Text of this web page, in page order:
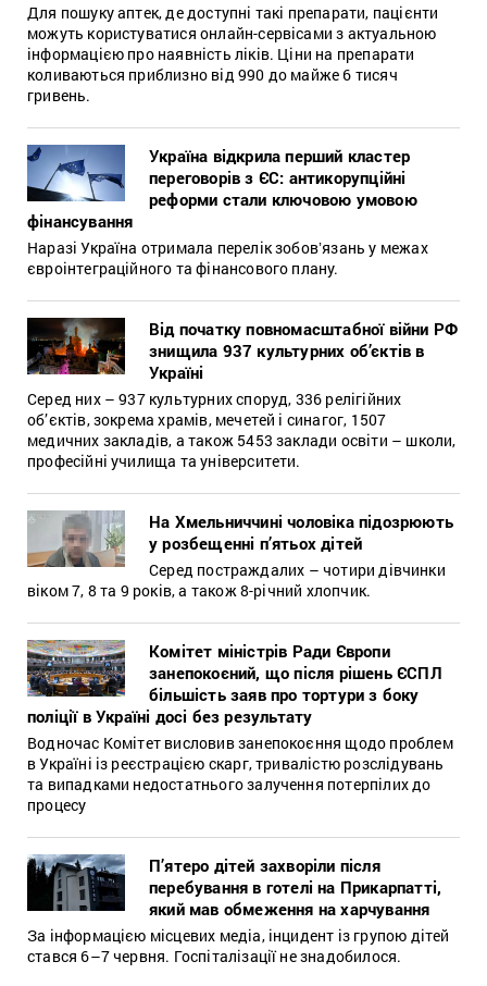
Для пошуку аптек, де доступні такі препарати, пацієнти
можуть користуватися онлайн-сервісами з актуальною
інформацією про наявність ліків. Ціни на препарати
коливаються приблизно від 990 до майже 6 тисяч
гривень.
Україна відкрила перший кластер
переговорів з ЄС: антикорупційні
реформи стали ключовою умовою
фінансування
Наразі Україна отримала перелік зобовʼязань у межах
євроінтеграційного та фінансового плану.
Від початку повномасштабної війни РФ
знищила 937 культурних об’єктів в
Україні
Серед них – 937 культурних споруд, 336 релігійних
об’єктів, зокрема храмів, мечетей і синагог, 1507
медичних закладів, а також 5453 заклади освіти – школи,
професійні училища та університети.
На Хмельниччині чоловіка підозрюють
у розбещенні п’ятьох дітей
Серед постраждалих – чотири дівчинки
віком 7, 8 та 9 років, а також 8-річний хлопчик.
Комітет міністрів Ради Європи
занепокоєний, що після рішень ЄСПЛ
більшість заяв про тортури з боку
поліції в Україні досі без результату
Водночас Комітет висловив занепокоєння щодо проблем
в Україні із реєстрацією скарг, тривалістю розслідувань
та випадками недостатнього залучення потерпілих до
процесу
П’ятеро дітей захворіли після
перебування в готелі на Прикарпатті,
який мав обмеження на харчування
За інформацією місцевих медіа, інцидент із групою дітей
стався 6–7 червня. Госпіталізації не знадобилося.